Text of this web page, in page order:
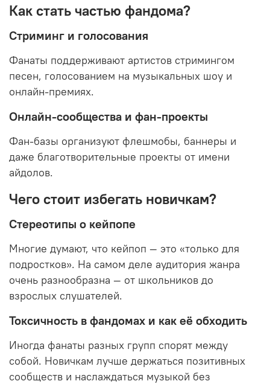
Как стать частью фандома?
Стриминг и голосования
Фанаты поддерживают артистов стримингом
песен, голосованием на музыкальных шоу и
онлайн-премиях.
Онлайн-сообщества и фан-проекты
Фан-базы организуют флешмобы, баннеры и
даже благотворительные проекты от имени
айдолов.
Чего стоит избегать новичкам?
Стереотипы о кейпопе
Многие думают, что кейпоп — это «только для
подростков». На самом деле аудитория жанра
очень разнообразна — от школьников до
взрослых слушателей.
Токсичность в фандомах и как её обходить
Иногда фанаты разных групп спорят между
собой. Новичкам лучше держаться позитивных
сообществ и наслаждаться музыкой без